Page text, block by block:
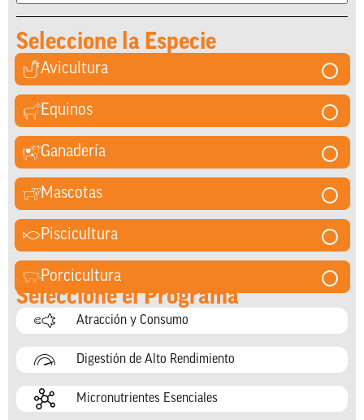
Seleccione la Especie
Avicultura
Equinos
Ganadería
Mascotas
Piscicultura
Porcicultura
Seleccione el Programa
Atracción y Consumo
Digestión de Alto Rendimiento
Micronutrientes Esenciales